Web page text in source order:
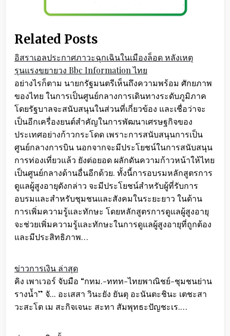
Related Posts
อิสราเอลประกาศภาวะฉุกเฉินในเมืองล็อด หลังเหตุ
รุนแรงขยายวง Bbc Information ไทย
อย่างไรก็ตาม นายกรัฐมนตรีเห็นถึงความพร้อม ศักยภาพ
ของไทย ในการเป็นศูนย์กลางการเดินทางระดับภูมิภาค
โดยรัฐบาลจะสนับสนุนในส่วนที่เกี่ยวข้อง และเชื่อว่าจะ
เป็นอีกเครื่องยนต์สำคัญในการพัฒนาเศรษฐกิจของ
ประเทศอย่างก้าวกระโดด เพราะการสนับสนุนการเป็น
ศูนย์กลางการบิน นอกจากจะมีประโยชน์ในการสนับสนุน
การท่องเที่ยวแล้ว ยังต่อยอด ผลักดันความก้าวหน้าให้ไทย
เป็นศูนย์กลางด้านอื่นอีกด้วย. ทั้งนี้การอบรมหลักสูตรการ
ดูแลผู้สูงอายุดังกล่าว จะมีประโยชน์สำหรับผู้ที่รับการ
อบรมและสำหรับชุมชนและสังคมในระยะยาว ในด้าน
การเพิ่มความรู้และทักษะ โดยหลักสูตรการดูแลผู้สูงอายุ
จะช่วยเพิ่มความรู้และทักษะในการดูแลผู้สูงอายุที่ถูกต้อง
และมีประสิทธิภาพ…
ข่าวการเงิน ล่าสุด
คิง เพาเวอร์ จับมือ “กทม.-ททท-ไทยพาณิชย์-ชุมชนย่าน
รางน้ำ” จั... อะเสสา วินะยัง ยันตุ อะนันตะชินะ เตชะสา
วะสะโต เม สะกิจเจนะ สะทา สัมพุทธะปัญชะเร.…